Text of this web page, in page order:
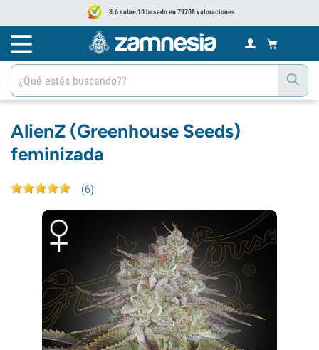
8.6 sobre 10 basado en 79708 valoraciones
AlienZ (Greenhouse Seeds)
feminizada
(6)